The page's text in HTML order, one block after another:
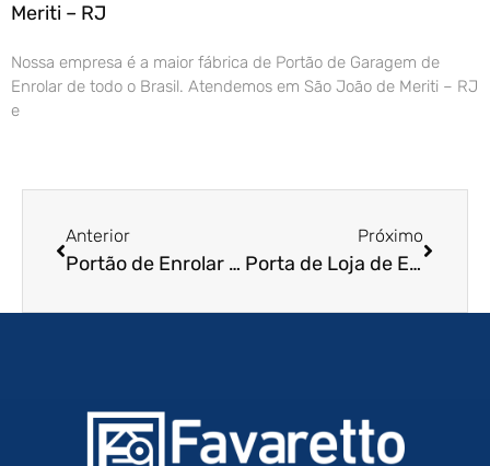
Meriti – RJ
Nossa empresa é a maior fábrica de Portão de Garagem de
Enrolar de todo o Brasil. Atendemos em São João de Meriti – RJ
e
Anterior
Portão de Enrolar Automático em Campo Grande – MS
Próximo
Porta de Loja de Enrolar em Limeira – SP